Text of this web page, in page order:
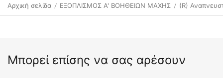
Αρχική σελίδα / ΕΞΟΠΛΙΣΜΟΣ Α' ΒΟΗΘΕΙΩΝ ΜΑΧΗΣ / (R)
Μπορεί επίσης να σας αρέσουν